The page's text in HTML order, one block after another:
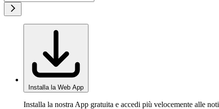
Installa la Web App
Installa la nostra App gratuita e accedi più velocemente alle